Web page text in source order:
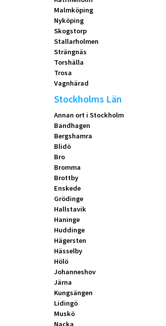
Malmköping
Nyköping
Skogstorp
Stallarholmen
Strängnäs
Torshälla
Trosa
Vagnhärad
Stockholms Län
Annan ort i Stockholm
Bandhagen
Bergshamra
Blidö
Bro
Bromma
Brottby
Enskede
Grödinge
Hallstavik
Haninge
Huddinge
Hägersten
Hässelby
Hölö
Johanneshov
Järna
Kungsängen
Lidingö
Muskö